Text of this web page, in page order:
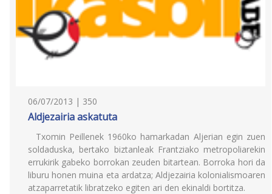
06/07/2013 | 350
Aldjezairia askatuta
Txomin Peillenek 1960ko hamarkadan Aljerian egin zuen
soldaduska, bertako biztanleak Frantziako metropoliarekin
errukirik gabeko borrokan zeuden bitartean. Borroka hori da
liburu honen muina eta ardatza; Aldjezairia kolonialismoaren
atzaparretatik libratzeko egiten ari den ekinaldi bortitza.